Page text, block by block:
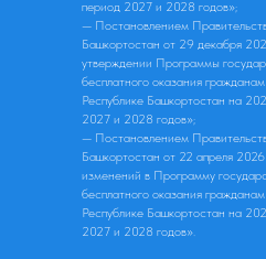
период 2027 и 2028 годов»;
— Постановлением
Башкортостан от 29 декабря
утверждении Программы
бесплатного оказания
Республике Башкортостан на
2027 и 2028 годов»;
— Постановлением
Башкортостан от 22 апреля
изменений в Программу
бесплатного оказания
Республике Башкортостан на
2027 и 2028 годов».